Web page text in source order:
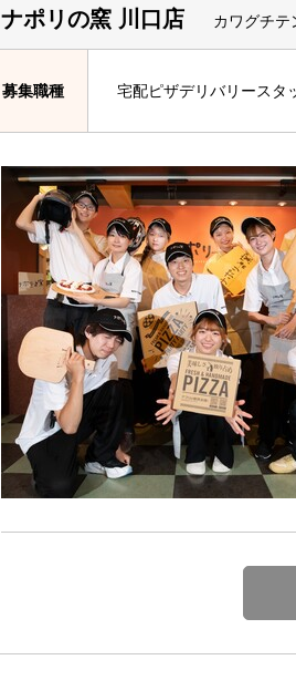
ナポリの窯 川口店 カワグチテ
募集職種 宅配ピザデリバリースタ